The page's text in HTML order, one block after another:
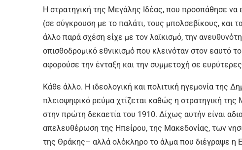
Η στρατηγική της Μεγάλης Ιδέας, που προσπάθησε
(σε σύγκρουση με το παλάτι, τους μπολσεβίκους,
άλλο παρά σχέση είχε με τον λαϊκισμό, την
οπισθοδρομικό εθνικισμό που κλεινόταν στον εαυτό
αφορούσε την ένταξη και την συμμετοχή σε
Κάθε άλλο. Η ιδεολογική και πολιτική ηγεμονία της
πλειοψηφικό ρεύμα χτίζεται καθώς η στρατηγική της
στην πρώτη δεκαετία του 1910. Δίχως αυτήν είναι
απελευθέρωση της Ηπείρου, της Μακεδονίας, των
της Θράκης– αλλά ολόκληρο το άλμα που διέγραψε η